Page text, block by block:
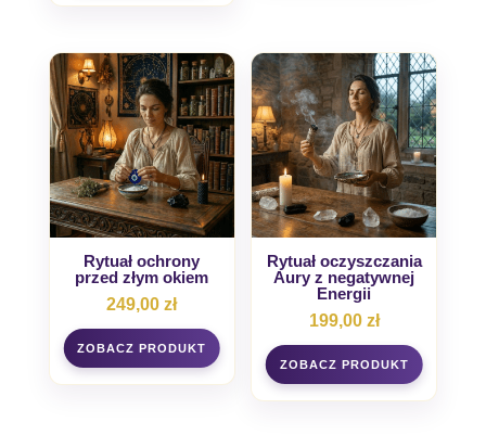
Rytuał ochrony
przed złym okiem
249,00zł
Rytuał oczyszczania
Aury z negatywnej
Energii
199,00 zł